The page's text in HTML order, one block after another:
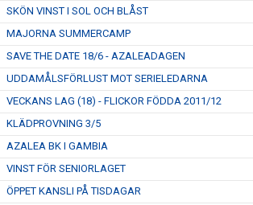
SKÖN VINST I SOL OCH BLÅST
MAJORNA SUMMERCAMP
SAVE THE DATE 18/6 - AZALEADAGEN
UDDAMÅLSFÖRLUST MOT SERIELEDARNA
VECKANS LAG (18) - FLICKOR FÖDDA 2011/12
KLÄDPROVNING 3/5
AZALEA BK I GAMBIA
VINST FÖR SENIORLAGET
ÖPPET KANSLI PÅ TISDAGAR